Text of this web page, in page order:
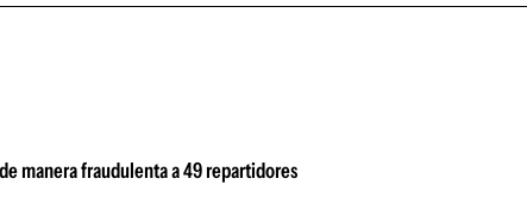
manera fraudulenta a 49 repartidores